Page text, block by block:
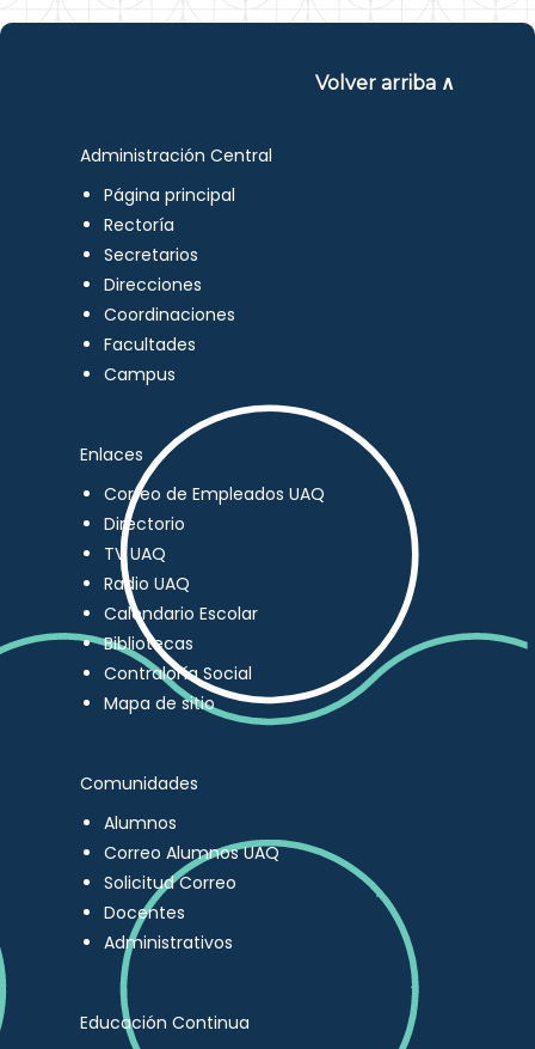
Volver arriba ∧
Administración Central
Página principal
Rectoría
Secretarios
Direcciones
Coordinaciones
Facultades
Campus
Enlaces
Correo de Empleados UAQ
Directorio
TV UAQ
Radio UAQ
Calendario Escolar
Bibliotecas
Contraloría Social
Mapa de sitio
Comunidades
Alumnos
Correo Alumnos UAQ
Solicitud Correo
Docentes
Administrativos
Educación Continua